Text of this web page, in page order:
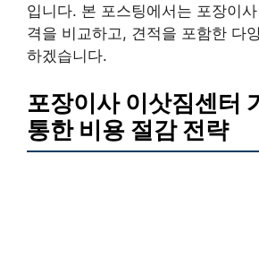
입니다. 본 포스팅에서는 포장이
격을 비교하고, 견적을 포함한 다
하겠습니다.
포장이사 이삿짐센터
통한 비용 절감 전략